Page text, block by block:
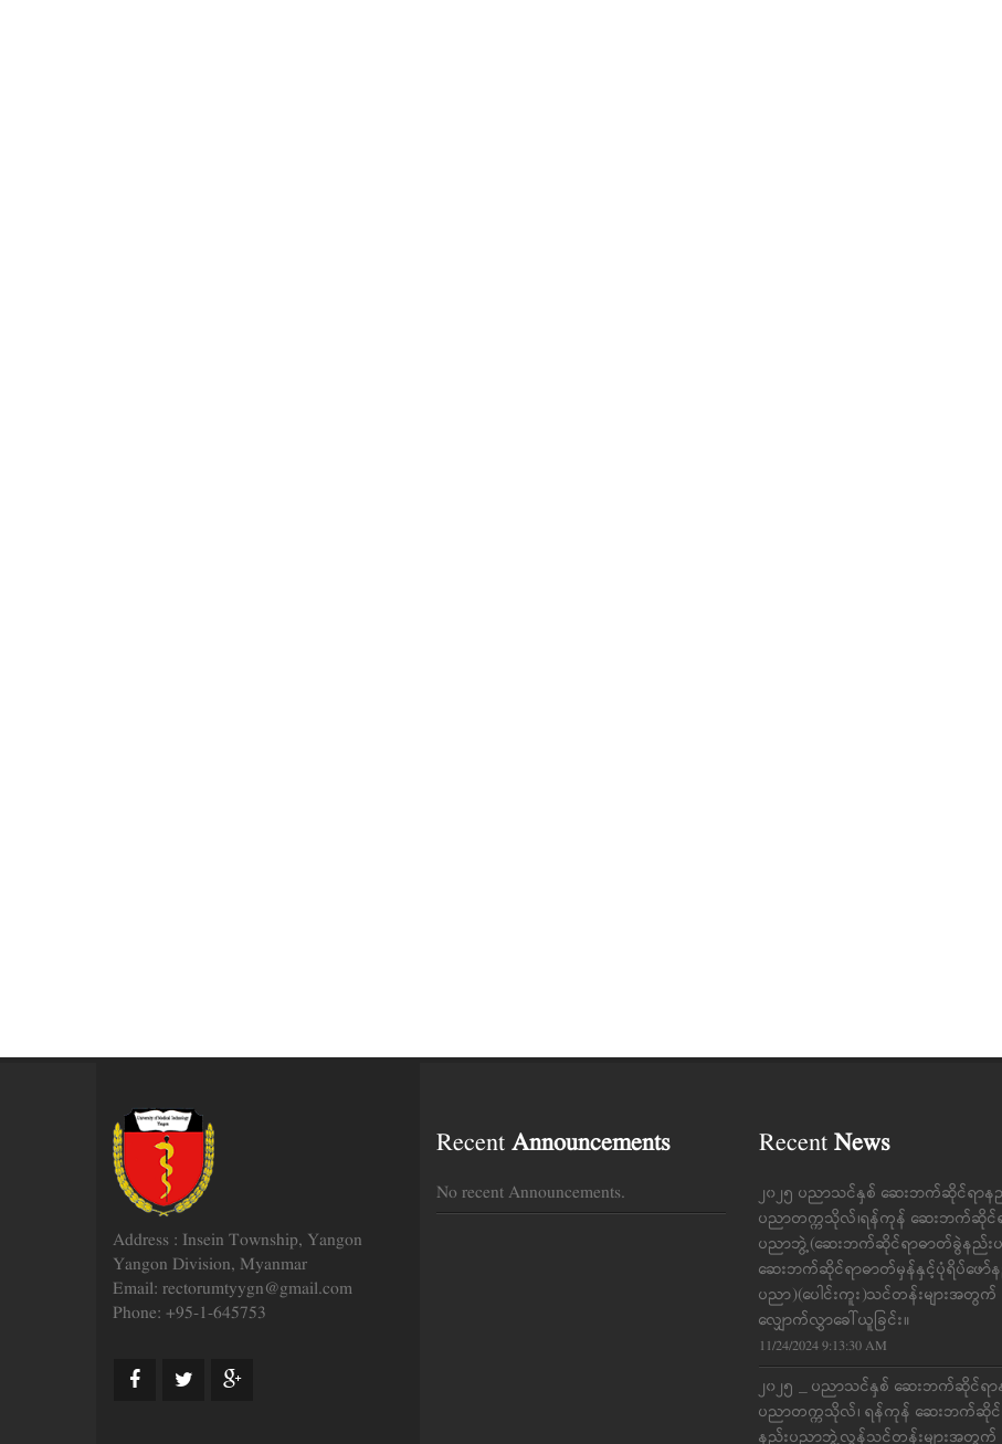
Address : Insein Township, Yangon
Yangon Division, Myanmar
Email: rectorumtyygn@gmail.com
Phone: +95-1-645753
Recent Announcements
No recent Announcements.
Recent News
၂၀၂၅ ပညာသင်နှစ် ဆေးဘက်ဆိုင်ရာန
ပညာတက္ကသိုလ်၊ရန်ကုန် ဆေးဘက်ဆိုင်
ပညာဘွဲ့(ဆေးဘက်ဆိုင်ရာဓာတ်ခွဲနည်းပ
ဆေးဘက်ဆိုင်ရာဓာတ်မှန်နှင့်ပုံရိပ်ဖော်
ပညာ)(ပေါင်းကူး)သင်တန်းများအတွက်
လျှောက်လွှာခေါ်ယူခြင်း။
11/24/2024 9:13:30 AM
၂၀၂၅ _ ပညာသင်နှစ် ဆေးဘက်ဆိုင်ရာ
ပညာတက္ကသိုလ်၊ ရန်ကုန် ဆေးဘက်ဆိုင်
နည်းပညာဘွဲ့လွန်သင်တန်းများအတွက်